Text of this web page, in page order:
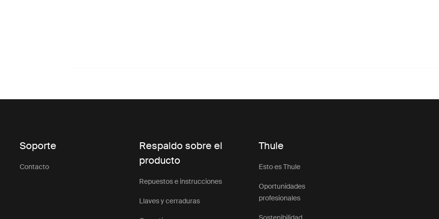
Soporte
Contacto
Respaldo sobre el
producto
Repuestos e instrucciones
Llaves y cerraduras
Thule
Esto es Thule
Oportunidades
profesionales